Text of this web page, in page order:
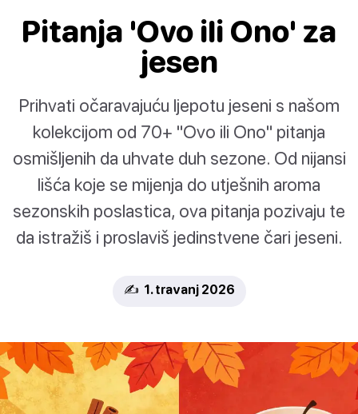
Pitanja 'Ovo ili Ono' za
jesen
Prihvati očaravajuću ljepotu jeseni s našom
kolekcijom od 70+ "Ovo ili Ono" pitanja
osmišljenih da uhvate duh sezone. Od nijansi
lišća koje se mijenja do utješnih aroma
sezonskih poslastica, ova pitanja pozivaju te
da istražiš i proslaviš jedinstvene čari jeseni.
✍️ 1. travanj 2026